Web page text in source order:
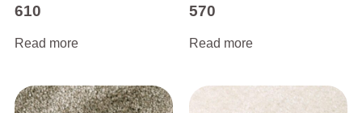
610
Read more
570
Read more